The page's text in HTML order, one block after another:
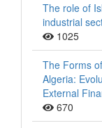
The role of
industrial
1025
The Forms
Algeria:
External
670